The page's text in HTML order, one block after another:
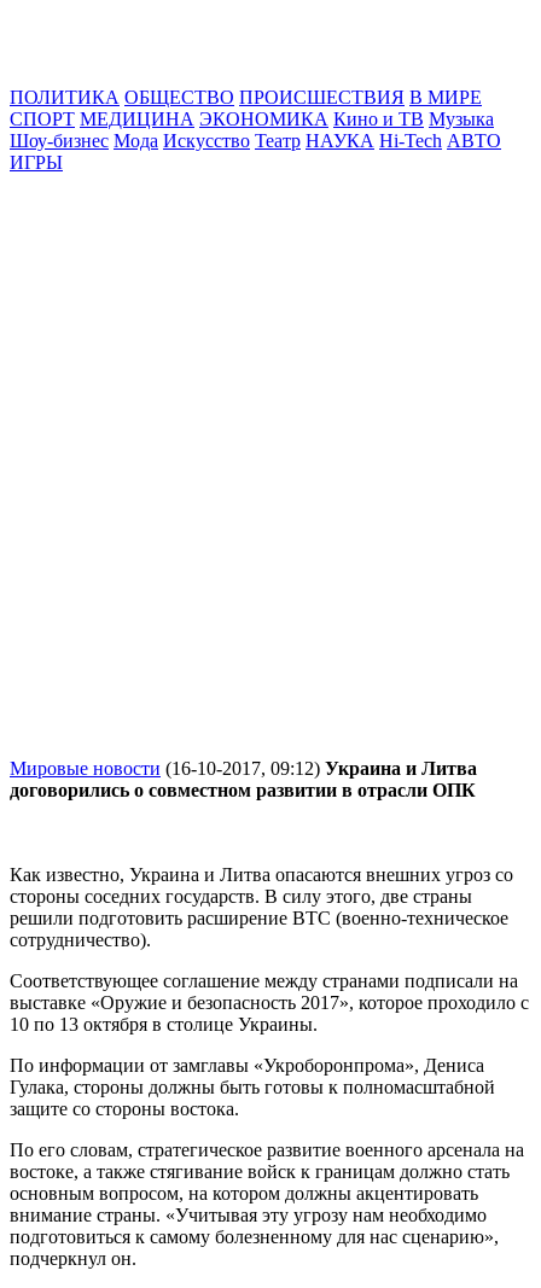
ПОЛИТИКА ОБЩЕСТВО ПРОИСШЕСТВИЯ В МИРЕ
СПОРТ МЕДИЦИНА ЭКОНОМИКА Кино и ТВ Музыка
Шоу-бизнес Мода Искусство Театр НАУКА Hi-Tech АВТО
ИГРЫ
Мировые новости (16-10-2017, 09:12) Украина и Литва
договорились о совместном развитии в отрасли ОПК
Как известно, Украина и Литва опасаются внешних угроз со
стороны соседних государств. В силу этого, две страны
решили подготовить расширение ВТС (военно-техническое
сотрудничество).
Соответствующее соглашение между странами подписали на
выставке «Оружие и безопасность 2017», которое проходило с
10 по 13 октября в столице Украины.
По информации от замглавы «Укроборонпрома», Дениса
Гулака, стороны должны быть готовы к полномасштабной
защите со стороны востока.
По его словам, стратегическое развитие военного арсенала на
востоке, а также стягивание войск к границам должно стать
основным вопросом, на котором должны акцентировать
внимание страны. «Учитывая эту угрозу нам необходимо
подготовиться к самому болезненному для нас сценарию»,
подчеркнул он.